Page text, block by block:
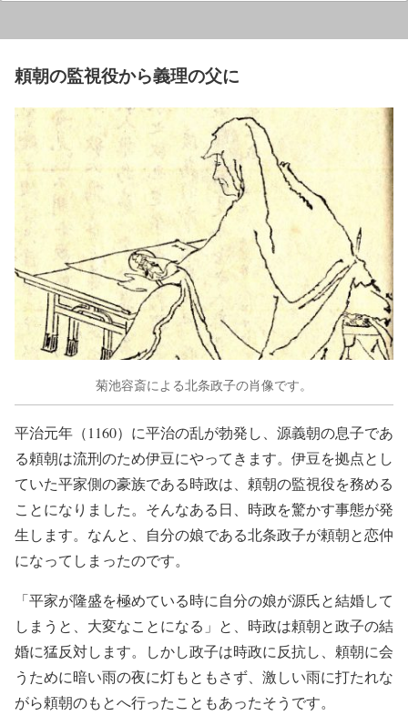
頼朝の監視役から義理の父に
菊池容斎による北条政子の肖像です。
平治元年（1160）に平治の乱が勃発し、源義朝の息子であ
る頼朝は流刑のため伊豆にやってきます。伊豆を拠点とし
ていた平家側の豪族である時政は、頼朝の監視役を務める
ことになりました。そんなある日、時政を驚かす事態が発
生します。なんと、自分の娘である北条政子が頼朝と恋仲
になってしまったのです。
「平家が隆盛を極めている時に自分の娘が源氏と結婚して
しまうと、大変なことになる」と、時政は頼朝と政子の結
婚に猛反対します。しかし政子は時政に反抗し、頼朝に会
うために暗い雨の夜に灯もともさず、激しい雨に打たれな
がら頼朝のもとへ行ったこともあったそうです。